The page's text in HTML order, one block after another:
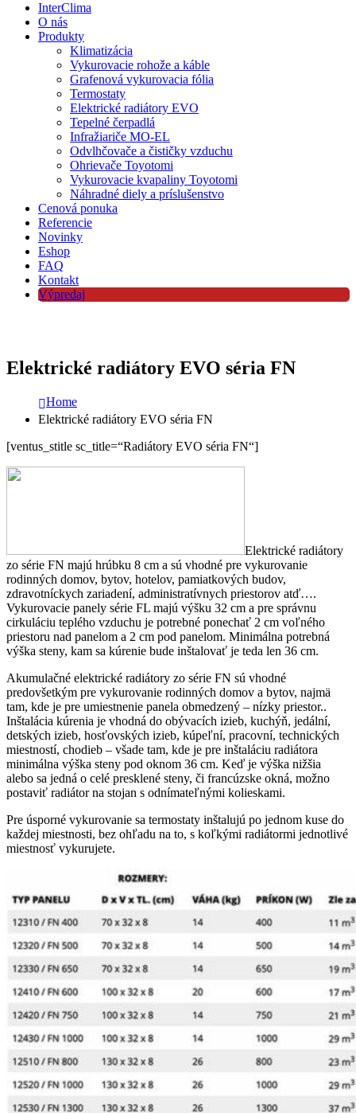
InterClima
O nás
Produkty
Klimatizácia
Vykurovacie rohože a káble
Grafenová vykurovacia fólia
Termostaty
Elektrické radiátory EVO
Tepelné čerpadlá
Infražiariče MO-EL
Odvlhčovače a čističky vzduchu
Ohrievače Toyotomi
Vykurovacie kvapaliny Toyotomi
Náhradné diely a príslušenstvo
Cenová ponuka
Referencie
Novinky
Eshop
FAQ
Kontakt
Výpredaj
Elektrické radiátory EVO séria FN
Home
Elektrické radiátory EVO séria FN
[ventus_stitle sc_title=“Radiátory EVO séria FN“]
Elektrické radiátory
zo série FN majú hrúbku 8 cm a sú vhodné pre vykurovanie
rodinných domov, bytov, hotelov, pamiatkových budov,
zdravotníckych zariadení, administratívnych priestorov atď….
Vykurovacie panely série FL majú výšku 32 cm a pre správnu
cirkuláciu teplého vzduchu je potrebné ponechať 2 cm voľného
priestoru nad panelom a 2 cm pod panelom. Minimálna potrebná
výška steny, kam sa kúrenie bude inštalovať je teda len 36 cm.
Akumulačné elektrické radiátory zo série FN sú vhodné
predovšetkým pre vykurovanie rodinných domov a bytov, najmä
tam, kde je pre umiestnenie panela obmedzený – nízky priestor..
Inštalácia kúrenia je vhodná do obývacích izieb, kuchýň, jedální,
detských izieb, hosťovských izieb, kúpeľní, pracovní, technických
miestností, chodieb – všade tam, kde je pre inštaláciu radiátora
minimálna výška steny pod oknom 36 cm. Keď je výška nižšia
alebo sa jedná o celé presklené steny, či francúzske okná, možno
postaviť radiátor na stojan s odnímateľnými kolieskami.
Pre úsporné vykurovanie sa termostaty inštalujú po jednom kuse do
každej miestnosti, bez ohľadu na to, s koľkými radiátormi jednotlivé
miestnosť vykurujete.